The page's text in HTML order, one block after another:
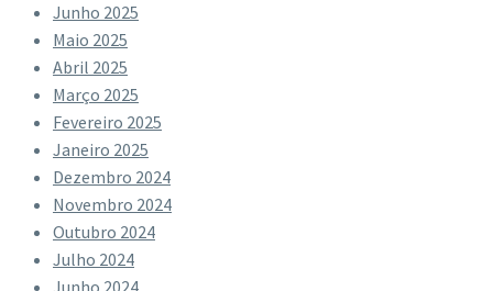
Junho 2025
Maio 2025
Abril 2025
Março 2025
Fevereiro 2025
Janeiro 2025
Dezembro 2024
Novembro 2024
Outubro 2024
Julho 2024